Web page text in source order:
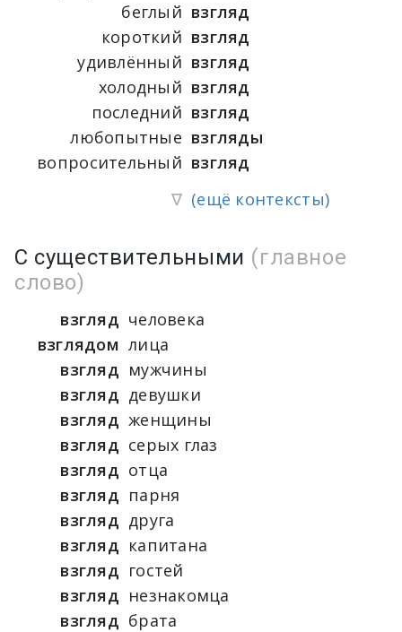
беглый взгляд
короткий взгляд
удивлённый взгляд
холодный взгляд
последний взгляд
любопытные взгляды
вопросительный взгляд
∇ (ещё контексты)
С существительными (главное
слово)
взгляд человека
взглядом лица
взгляд мужчины
взгляд девушки
взгляд женщины
взгляд серых глаз
взгляд отца
взгляд парня
взгляд друга
взгляд капитана
взгляд гостей
взгляд незнакомца
взгляд брата